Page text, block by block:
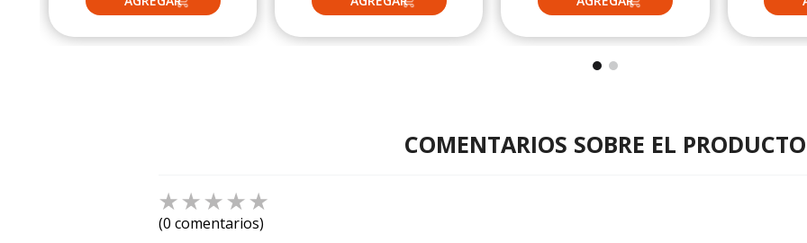
☆☆☆☆☆
(0 comentarios)